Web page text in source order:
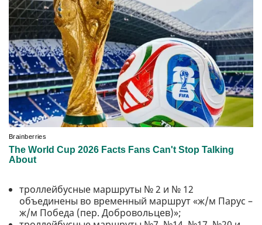
троллейбусные маршруты № 2 и № 12
объединены во временный маршрут «ж/м Парус –
ж/м Победа (пер. Добровольцев)»;